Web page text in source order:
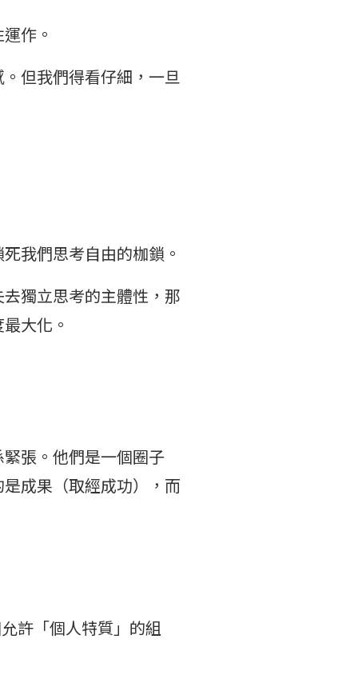
作。
但我們得看仔細，一旦
我們思考自由的枷鎖。
獨立思考的主體性，那
大化。
張。他們是一個圈子
成果（取經成功），而
許「個人特質」的組